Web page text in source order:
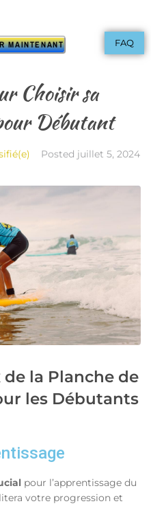
MAINTENANT FAQ
Choisir sa
Débutant
Posted juillet 5, 2024
la Planche de
les Débutants
pour l’apprentissage du
votre progression et